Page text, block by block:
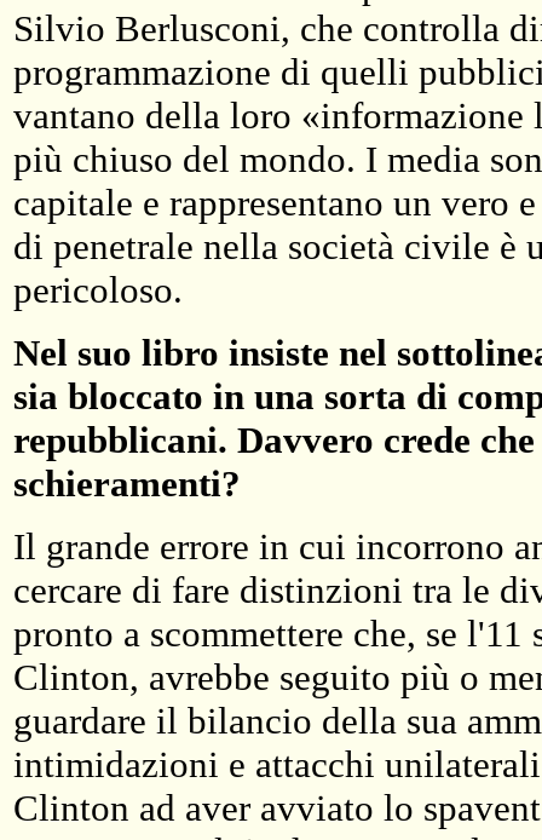
Silvio Berlusconi, che controlla
programmazione di quelli
vantano della loro «informazione
più chiuso del mondo. I media
capitale e rappresentano un vero
di penetrale nella società civile è
pericoloso.
Nel suo libro insiste nel
sia bloccato in una sorta di
repubblicani. Davvero crede
schieramenti?
Il grande errore in cui incorrono
cercare di fare distinzioni tra le
pronto a scommettere che, se
Clinton, avrebbe seguito più o
guardare il bilancio della sua
intimidazioni e attacchi
Clinton ad aver avviato lo